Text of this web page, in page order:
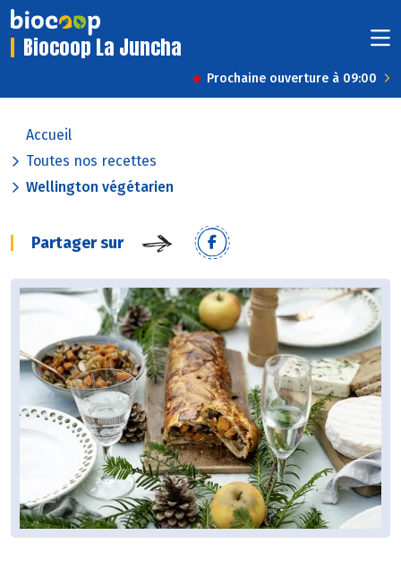
Biocoop La Juncha
Prochaine ouverture à 09:00
Accueil
Toutes nos recettes
Wellington végétarien
Partager sur